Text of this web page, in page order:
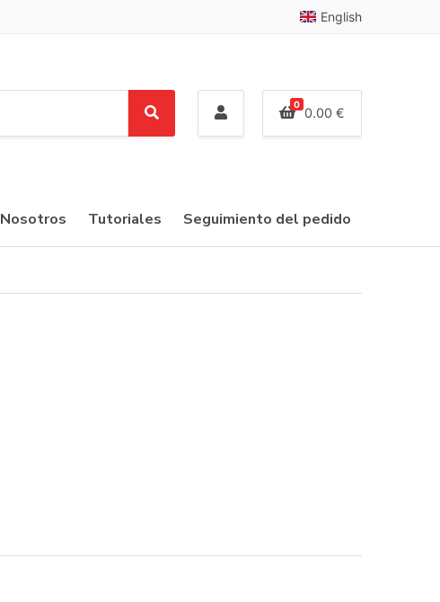
English
S
e
h
0
0.00 €
Nosotros Tutoriales Seguimiento del pedido